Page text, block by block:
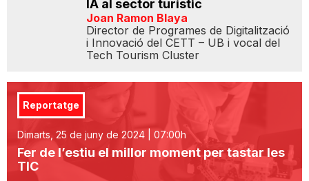
IA al sector turístic
Joan Ramon Blaya
Director de Programes de Digitalització
i Innovació del CETT – UB i vocal del
Tech Tourism Cluster
Reportatge
Dimarts, 25 de juny de 2024 | 07:00h
Fer de l’estiu el millor moment per tastar les
TIC